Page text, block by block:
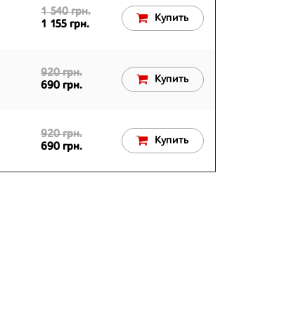
1 540 грн.
1 155 грн.
Купить
920 грн.
690 грн.
Купить
920 грн.
690 грн.
Купить